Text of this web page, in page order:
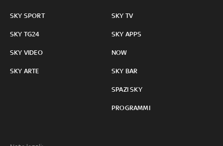
SKY SPORT
SKY TG24
SKY VIDEO
SKY ARTE
SKY TV
SKY APPS
NOW
SKY BAR
SPAZI SKY
PROGRAMMI